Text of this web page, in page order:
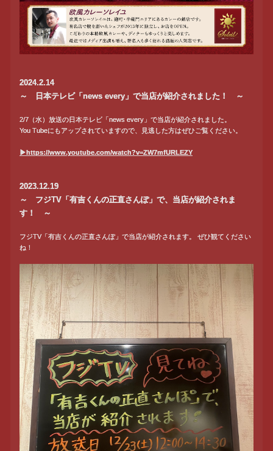
2024.2.14
～ 日本テレビ「news every」で当店が紹介されました！ ～
2/7（水）放送の日本テレビ「news every」で当店が紹介されました。
You Tubeにもアップされていますので、見逃した方はぜひご覧ください。
▶https://www.youtube.com/watch?v=ZW7mfURLEZY
2023.12.19
～ フジTV「有吉くんの正直さんぽ」で、当店が紹介されま
す！ ～
フジTV「有吉くんの正直さんぽ」で当店が紹介されます。 ぜひ観てください
ね！